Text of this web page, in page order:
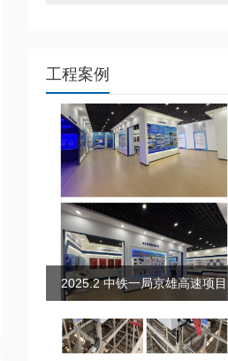
工程案例
2025.2 中铁一局京雄高速项目